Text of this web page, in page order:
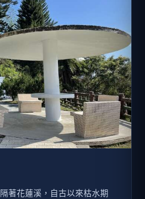
清淺的水潭冰涼透徹，是一處
林鎮公所早年將此區規劃為鳳
來一絲沁涼。在花東縱谷國家
為發展自然生態旅遊與心靈探
有的建築，增設露營區、烤肉
每月都有規劃各種的心靈探索
著花蓮溪，自古以來枯水期